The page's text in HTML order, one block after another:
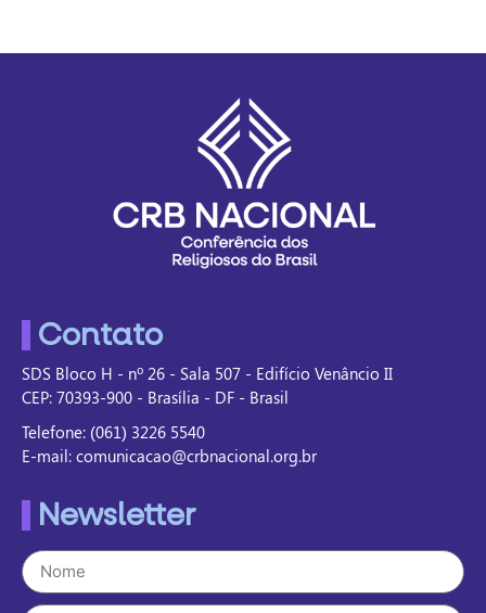
Contato
SDS Bloco H - nº 26 - Sala 507 - Edifício Venâncio II
CEP: 70393-900 - Brasília - DF - Brasil
Telefone: (061) 3226 5540
E-mail: comunicacao@crbnacional.org.br
Newsletter